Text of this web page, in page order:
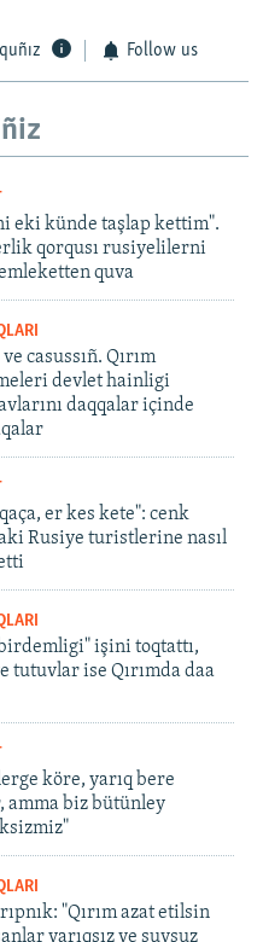
Follow us
eki künde taşlap kettim".
qorqusı rusiyelilerni
quva
casussıñ. Qırım
devlet hainligi
daqqalar içinde
er kes kete": cenk
Rusiye turistlerine nasıl
birdemligi" işini toqtattı,
tutuvlar ise Qırımda daa
köre, yarıq bere
amma biz bütünley
"Qırım azat etilsin
yarıqsız ve suvsuz